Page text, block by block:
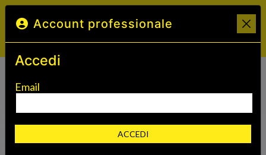
Fondi Sostenibili
Account professionale
Accedi
Email
ACCEDI